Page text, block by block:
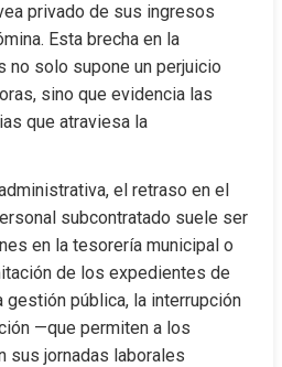
privado de sus ingresos
Esta brecha en la
no solo supone un perjuicio
sino que evidencia las
que atraviesa la
el retraso en el
subcontratado suele ser
en la tesorería municipal o
de los expedientes de
gestión pública, la interrupción
—que permiten a los
sus jornadas laborales